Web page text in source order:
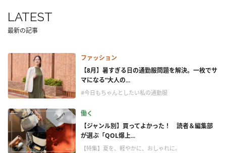
LATEST
最新の記事
ファッション
【8月】暑すぎる日の通勤服問題を解決。一枚でサ
マになる“大人の...
#今日もちゃんとしたい私の通勤服
働く
【ジャンル別】買ってよかった！ 読者＆編集部
が選ぶ「QOL爆上...
【特集】夏を、軽やかに、おしゃれに。